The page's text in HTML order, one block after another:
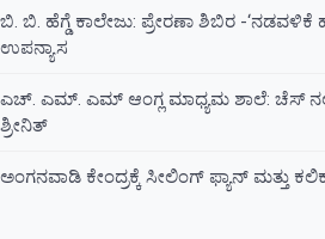
ಬಿ. ಬಿ. ಹೆಗ್ಡೆ ಕಾಲೇಜು: ಪ್ರೇರಣಾ ಶಿಬಿರ -‘ನಡವಳಿಕೆ
ಉಪನ್ಯಾಸ
ಎಚ್. ಎಮ್. ಎಮ್ ಆಂಗ್ಲ ಮಾಧ್ಯಮ ಶಾಲೆ: ಚೆಸ್
ಶ್ರೀನಿತ್
ಅಂಗನವಾಡಿ ಕೇಂದ್ರಕ್ಕೆ ಸೀಲಿಂಗ್ ಫ್ಯಾನ್ ಮತ್ತು